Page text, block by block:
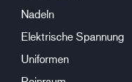
Nadeln
Elektrische Spannung
Uniformen